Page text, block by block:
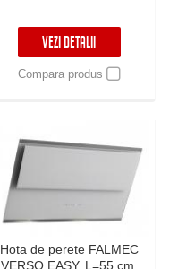
VEZI DETALII
Compara produs
Hota de perete FALMEC
VERSO EASY, L=55 cm,